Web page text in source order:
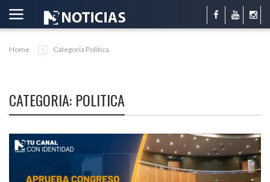
Home Categoria Politica
CATEGORIA: POLITICA